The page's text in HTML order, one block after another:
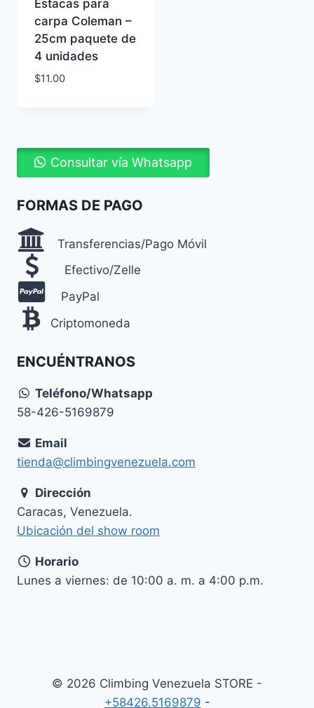
Estacas para
carpa Coleman –
25cm paquete de
4 unidades
$11.00
Consultar vía Whatsapp
FORMAS DE PAGO
Transferencias/Pago Móvil
Efectivo/Zelle
PayPal
Criptomoneda
ENCUÉNTRANOS
Teléfono/Whatsapp
58-426-5169879
Email
tienda@climbingvenezuela.com
Dirección
Caracas, Venezuela.
Ubicación del show room
Horario
Lunes a viernes: de 10:00 a. m. a 4:00 p.m.
© 2026 Climbing Venezuela STORE -
+58426.5169879 -